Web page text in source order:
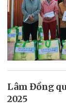
Lâm Đồng
2025